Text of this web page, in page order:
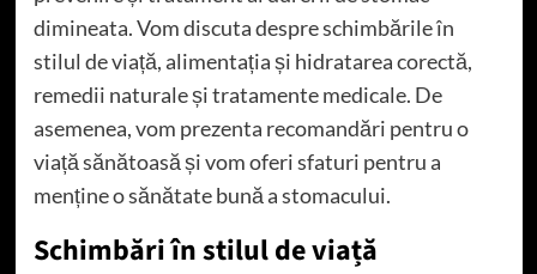
dimineata. Vom discuta despre schimbările în
stilul de viață, alimentația și hidratarea corectă,
remedii naturale și tratamente medicale. De
asemenea, vom prezenta recomandări pentru o
viață sănătoasă și vom oferi sfaturi pentru a
menține o sănătate bună a stomacului.
Schimbări în stilul de viață